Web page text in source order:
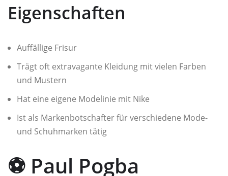
Eigenschaften
Auffällige Frisur
Trägt oft extravagante Kleidung mit vielen Farben
und Mustern
Hat eine eigene Modelinie mit Nike
Ist als Markenbotschafter für verschiedene Mode-
und Schuhmarken tätig
⚽ Paul Pogba